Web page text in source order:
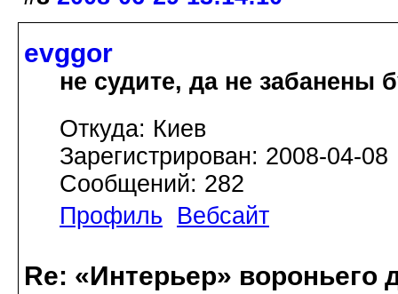
evggor
не судите, да не забанены
Откуда: Киев
Зарегистрирован: 2008-04-08
Сообщений: 282
Профиль
Вебсайт
Re: «Интерьер» вороньего